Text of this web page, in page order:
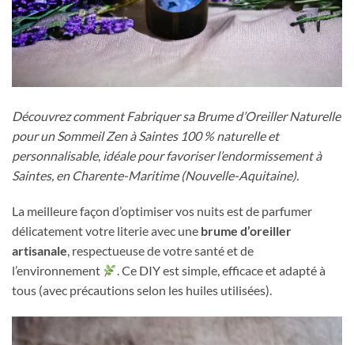
Découvrez comment Fabriquer sa Brume d’Oreiller Naturelle
pour un Sommeil Zen à Saintes 100 % naturelle et
personnalisable, idéale pour favoriser l’endormissement à
Saintes, en Charente-Maritime (Nouvelle-Aquitaine).
La meilleure façon d’optimiser vos nuits est de parfumer
délicatement votre literie avec une brume d’oreiller
artisanale, respectueuse de votre santé et de
l’environnement
. Ce DIY est simple, efficace et adapté à
tous (avec précautions selon les huiles utilisées).